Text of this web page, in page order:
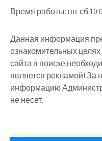
Время работы: пн-сб
Данная информация
ознакомительных
сайта в поиске
является рекламой!
информацию
не несет.